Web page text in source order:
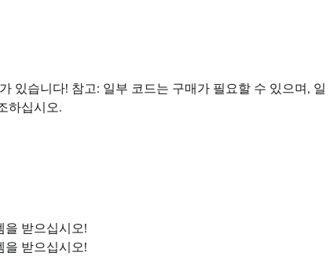
있습니다! 참고: 일부 코드는 구매가 필요할 수 있으며, 일
하십시오.
을 받으십시오!
을 받으십시오!